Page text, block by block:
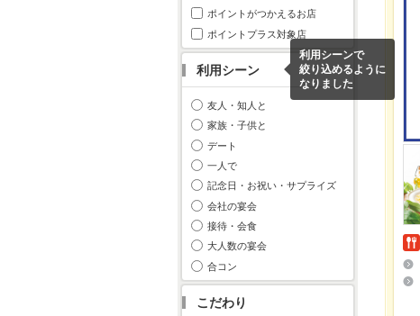
ポイントがつかえるお店
ポイントプラス対象店
利用シーン
利用シーンで
絞り込めるように
なりました
友人・知人と
家族・子供と
デート
一人で
記念日・お祝い・サプライズ
会社の宴会
接待・会食
大人数の宴会
合コン
こだわり